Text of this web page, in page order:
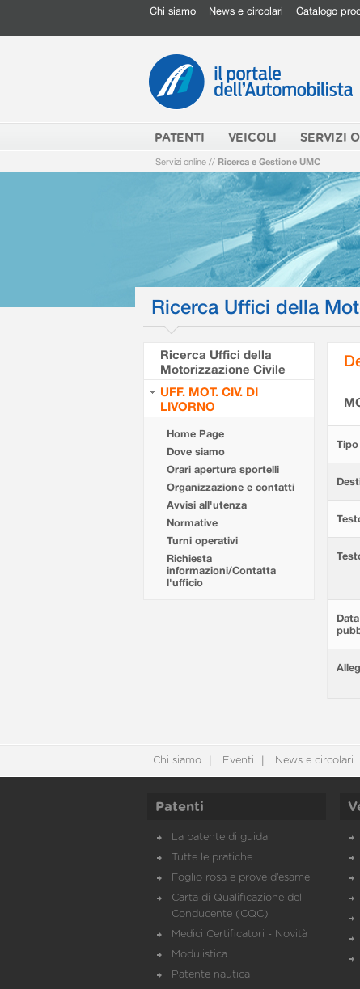
Chi siamo News e circolari Catalogo
PATENTI VEICOLI SERVIZI
Servizi online // Ricerca e Gestione UMC
Ricerca Uffici della
Ricerca Uffici della
Motorizzazione Civile
UFF. MOT. CIV. DI
LIVORNO
Home Page
Dove siamo
Orari apertura sportelli
Organizzazione e contatti
Avvisi all'utenza
Normative
Turni operativi
Richiesta
informazioni/Contatta
l'ufficio
Chi siamo Eventi News e circolari
Patenti
La patente di guida
Tutte le pratiche
Foglio rosa e prove d’esame
Carta di Qualificazione del
Conducente (CQC)
Medici Certificatori - Novità
Modulistica
Patente nautica